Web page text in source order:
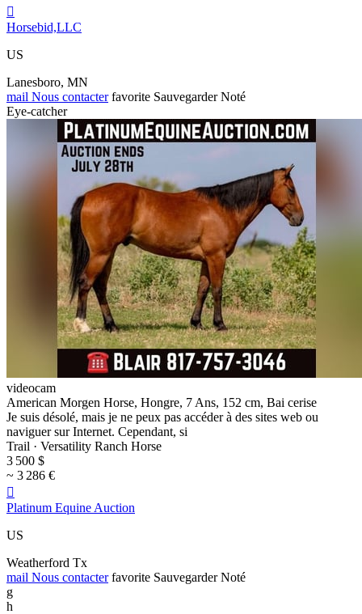

Horsebid,LLC
US
Lanesboro, MN
mail Nous contacter favorite Sauvegarder Noté
Eye-catcher
videocam
American Morgen Horse, Hongre, 7 Ans, 152 cm, Bai cerise
Je suis désolé, mais je ne peux pas accéder à des sites web ou
naviguer sur Internet. Cependant, si
Trail · Versatility Ranch Horse
3 500 $
~ 3 286 €

Platinum Equine Auction
US
Weatherford Tx
mail Nous contacter favorite Sauvegarder Noté
g
h